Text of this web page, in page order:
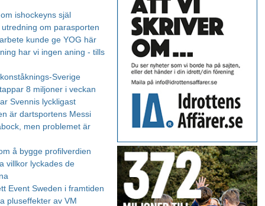
ishockeyns själ
om parasporten
kunde ge YOG här
har vi ingen aning - tills
Sverige
8 miljoner i veckan
Svennis lyckligast
är dartsportens Messi
men problemet är
å bygge profilverdien
villkor lyckades de
Event Sweden i framtiden
pluseffekter av VM